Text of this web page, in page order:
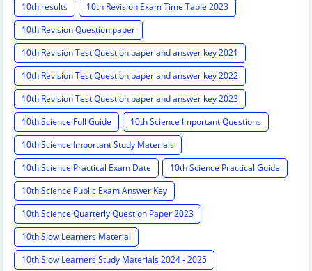
10th results
10th Revision Exam Time Table 2023
10th Revision Question paper
10th Revision Test Question paper and answer key 2021
10th Revision Test Question paper and answer key 2022
10th Revision Test Question paper and answer key 2023
10th Science Full Guide
10th Science Important Questions
10th Science Important Study Materials
10th Science Practical Exam Date
10th Science Practical Guide
10th Science Public Exam Answer Key
10th Science Quarterly Question Paper 2023
10th Slow Learners Material
10th Slow Learners Study Materials 2024 - 2025